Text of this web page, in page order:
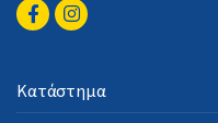
Κατάστημα